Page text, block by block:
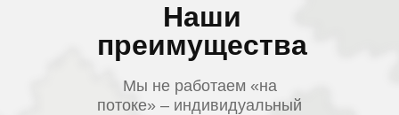
Наши
преимущества
Мы не работаем «на
потоке» – индивидуальный